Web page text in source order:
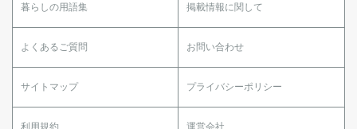
暮らしの用語集 掲載情報に関して
よくあるご質問 お問い合わせ
サイトマップ プライバシーポリシー
利用規約 運営会社